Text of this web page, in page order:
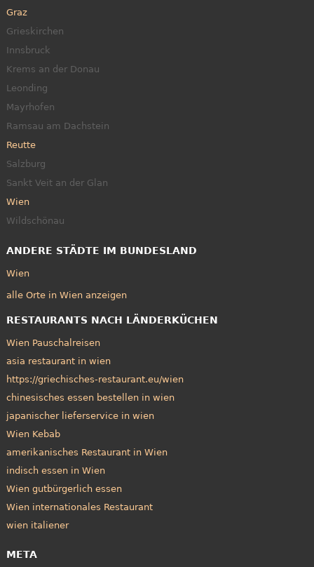
Graz
Grieskirchen
Innsbruck
Krems an der Donau
Leonding
Mayrhofen
Ramsau am Dachstein
Reutte
Salzburg
Sankt Veit an der Glan
Wien
Wildschönau
ANDERE STÄDTE IM BUNDESLAND
Wien
alle Orte in Wien anzeigen
RESTAURANTS NACH LÄNDERKÜCHEN
Wien Pauschalreisen
asia restaurant in wien
https://griechisches-restaurant.eu/wien
chinesisches essen bestellen in wien
japanischer lieferservice in wien
Wien Kebab
amerikanisches Restaurant in Wien
indisch essen in Wien
Wien gutbürgerlich essen
Wien internationales Restaurant
wien italiener
META